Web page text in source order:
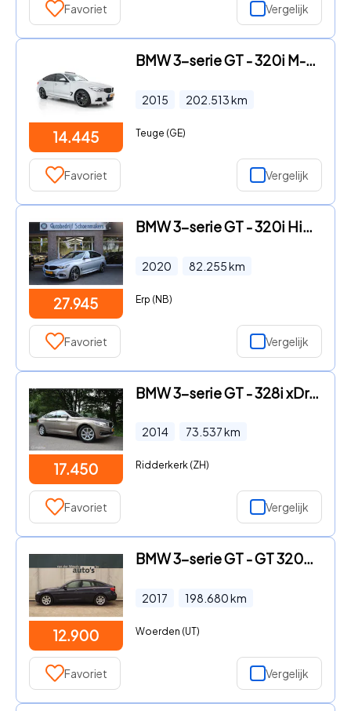
Favoriet Vergelijk
14.445
BMW 3-serie GT - 320i M-Sportpack High Executive Aut. *PANO | XENON | LEATHER
2015 202.513km
Teuge (GE)
Favoriet Vergelijk
27.945
BMW 3-serie GT - 320i High Executive Edition M-Sport PANO STOELVERW. CAMERA L
2020 82.255km
Erp (NB)
Favoriet Vergelijk
17.450
BMW 3-serie GT - 328i xDrive High Executive
2014 73.537km
Ridderkerk (ZH)
Favoriet Vergelijk
12.900
BMW 3-serie GT - GT 320d 190pk Executive -LEER-NAVI-LED-ECC-PDC
2017 198.680km
Woerden (UT)
Favoriet Vergelijk